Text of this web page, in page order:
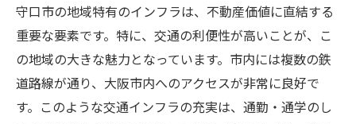
守口市の地域特有のインフラは、不動産価値に直結する
重要な要素です。特に、交通の利便性が高いことが、こ
の地域の大きな魅力となっています。市内には複数の鉄
道路線が通り、大阪市内へのアクセスが非常に良好で
す。このような交通インフラの充実は、通勤・通学のし